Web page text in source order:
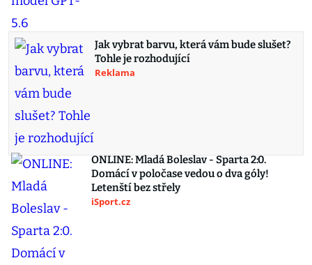
Jak vybrat barvu, která vám bude slušet?
Tohle je rozhodující
Reklama
ONLINE: Mladá Boleslav - Sparta 2:0.
Domácí v poločase vedou o dva góly!
Letenští bez střely
iSport.cz